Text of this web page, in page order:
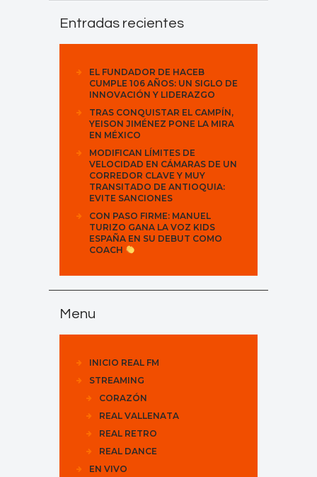
Entradas recientes
EL FUNDADOR DE HACEB
CUMPLE 106 AÑOS: UN SIGLO DE
INNOVACIÓN Y LIDERAZGO
TRAS CONQUISTAR EL CAMPÍN,
YEISON JIMÉNEZ PONE LA MIRA
EN MÉXICO
MODIFICAN LÍMITES DE
VELOCIDAD EN CÁMARAS DE UN
CORREDOR CLAVE Y MUY
TRANSITADO DE ANTIOQUIA:
EVITE SANCIONES
CON PASO FIRME: MANUEL
TURIZO GANA LA VOZ KIDS
ESPAÑA EN SU DEBUT COMO
COACH
Menu
INICIO REAL FM
STREAMING
CORAZÓN
REAL VALLENATA
REAL RETRO
REAL DANCE
EN VIVO